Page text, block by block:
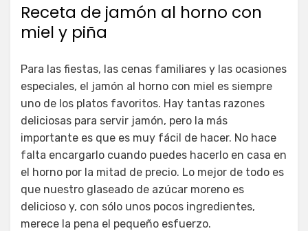
Receta de jamón al horno con
miel y piña
Para las fiestas, las cenas familiares y las ocasiones
especiales, el jamón al horno con miel es siempre
uno de los platos favoritos. Hay tantas razones
deliciosas para servir jamón, pero la más
importante es que es muy fácil de hacer. No hace
falta encargarlo cuando puedes hacerlo en casa en
el horno por la mitad de precio. Lo mejor de todo es
que nuestro glaseado de azúcar moreno es
delicioso y, con sólo unos pocos ingredientes,
merece la pena el pequeño esfuerzo.